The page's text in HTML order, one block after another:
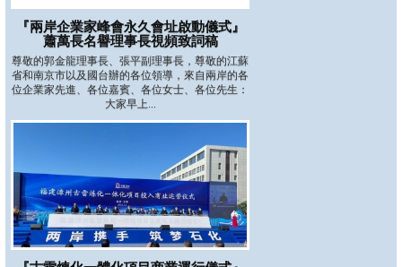
『兩岸企業家峰會永久會址啟動儀式』
蕭萬長名譽理事長視頻致詞稿
尊敬的郭金龍理事長、張平副理事長，尊敬的江蘇
省和南京市以及國台辦的各位領導，來自兩岸的各
位企業家先進、各位嘉賓、各位女士、各位先生：
大家早上...